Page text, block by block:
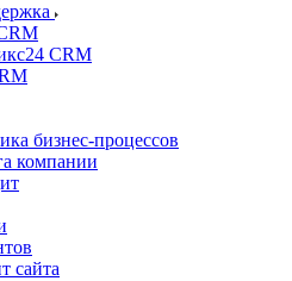
CRM
бизнес-процессов
компании
сайта